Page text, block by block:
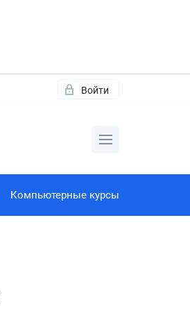
Войти
Компьютерные курсы